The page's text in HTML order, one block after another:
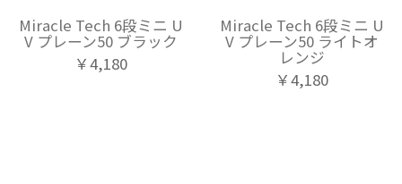
Miracle Tech 6段ミニ U
V プレーン50 ブラック
￥4,180
Miracle Tech 6段ミニ U
V プレーン50 ライトオ
レンジ
￥4,180